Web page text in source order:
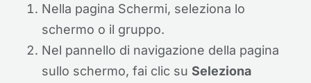
Nella pagina Schermi, seleziona lo
schermo o il gruppo.
Nel pannello di navigazione della pagina
sullo schermo, fai clic su Seleziona